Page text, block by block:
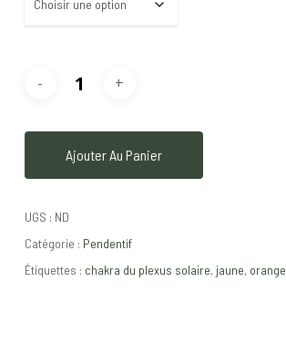
Ajouter Au Panier
UGS : ND
Catégorie : Pendentif
Étiquettes : chakra du plexus solaire, jaune, orange